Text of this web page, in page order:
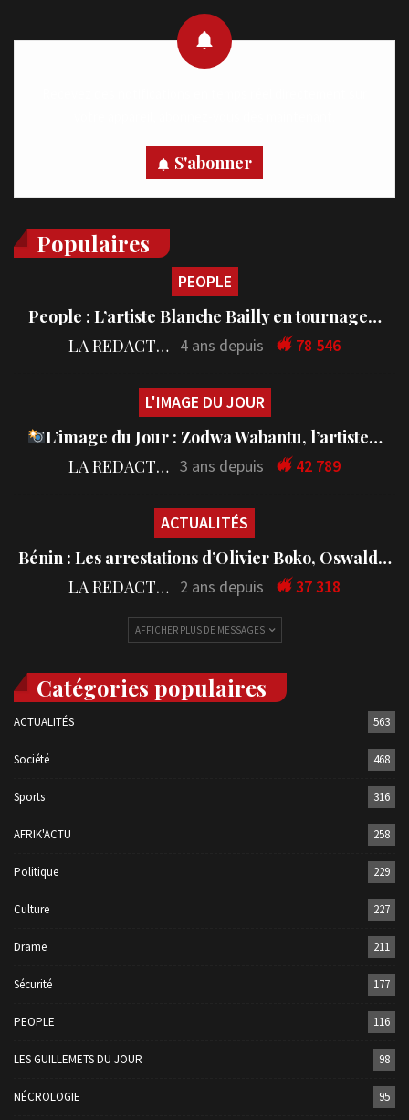
S'abonner
Populaires
PEOPLE
People : L’artiste Blanche Bailly en tournage…
LA REDACTION 4 ans depuis 78 546
L'IMAGE DU JOUR
L’image du Jour : Zodwa Wabantu, l’artiste…
LA REDACTION 3 ans depuis 42 789
ACTUALITÉS
Bénin : Les arrestations d’Olivier Boko, Oswald…
LA REDACTION 2 ans depuis 37 318
AFFICHER PLUS DE MESSAGES
Catégories populaires
ACTUALITÉS 563
Société 468
Sports 316
AFRIK'ACTU 258
Politique 229
Culture 227
Drame 211
Sécurité 177
PEOPLE 116
LES GUILLEMETS DU JOUR 98
NÉCROLOGIE 95